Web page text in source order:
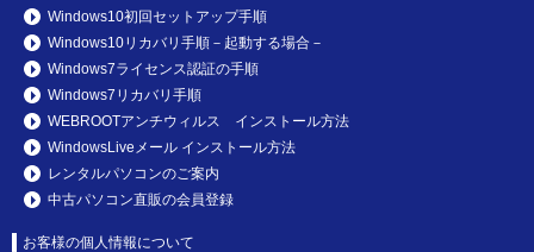
Windows10初回セットアップ手順
Windows10リカバリ手順－起動する場合－
Windows7ライセンス認証の手順
Windows7リカバリ手順
WEBROOTアンチウィルス インストール方法
WindowsLiveメール インストール方法
レンタルパソコンのご案内
中古パソコン直販の会員登録
お客様の個人情報について